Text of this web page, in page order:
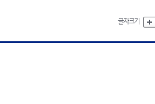
글자크기